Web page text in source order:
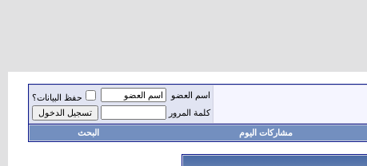
اسم العضو
حفظ البيانات؟
كلمة المرور
مشاركات اليوم البحث